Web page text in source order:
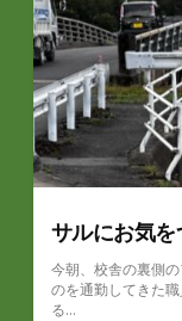
サルにお気
今朝、校舎の裏側
のを通勤してきた
る...